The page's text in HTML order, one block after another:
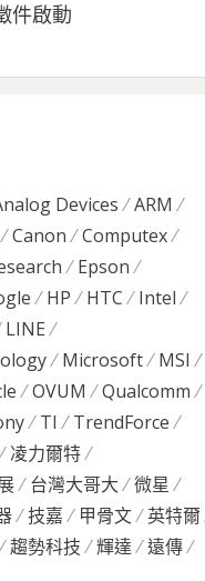
件啟動
Devices
ARM
Canon
Computex
Epson
HP HTC
Intel
LINE
Microsoft
MSI
OVUM
Qualcomm
TI
TrendForce
凌力爾特
台灣大哥大
微星
技嘉 甲骨文
英特爾
趨勢科技 輝達 遠傳